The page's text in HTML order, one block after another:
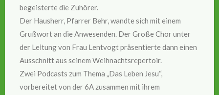
begeisterte die Zuhörer.
Der Hausherr, Pfarrer Behr, wandte sich mit einem
Grußwort an die Anwesenden. Der Große Chor unter
der Leitung von Frau Lentvogt präsentierte dann einen
Ausschnitt aus seinem Weihnachtsrepertoir.
Zwei Podcasts zum Thema „Das Leben Jesu“,
vorbereitet von der 6A zusammen mit ihrem